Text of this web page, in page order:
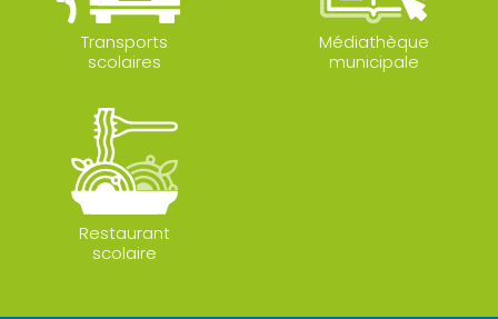
Transports
scolaires
Médiathèque
municipale
Restaurant
scolaire